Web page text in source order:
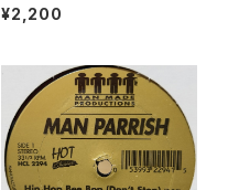
Pieces
¥2,200